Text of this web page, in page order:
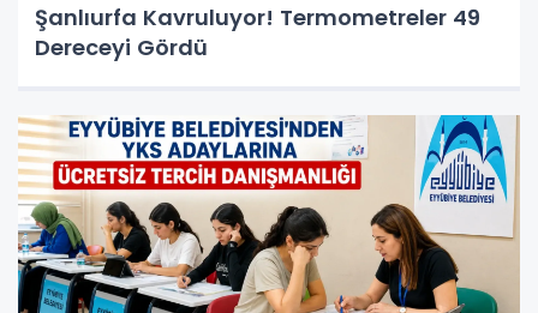
Şanlıurfa Kavruluyor! Termometreler 49
Dereceyi Gördü